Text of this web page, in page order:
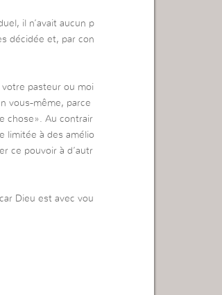
il n’avait aucun p
décidée et, par con
votre pasteur ou moi
vous-même, parce
chose». Au contrair
limitée à des amélio
ce pouvoir à d’autr
Dieu est avec vou